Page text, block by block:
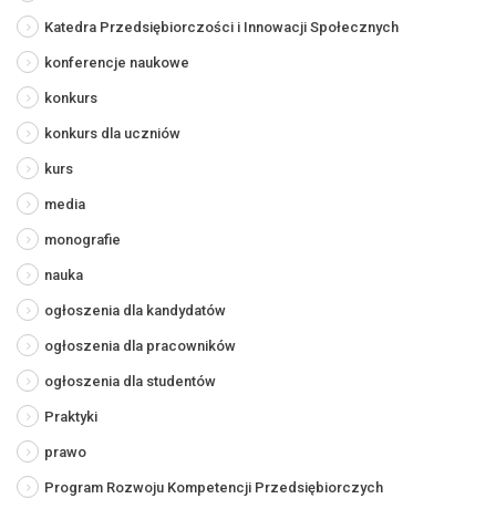
Katedra Przedsiębiorczości i Innowacji Społecznych
konferencje naukowe
konkurs
konkurs dla uczniów
kurs
media
monografie
nauka
ogłoszenia dla kandydatów
ogłoszenia dla pracowników
ogłoszenia dla studentów
Praktyki
prawo
Program Rozwoju Kompetencji Przedsiębiorczych